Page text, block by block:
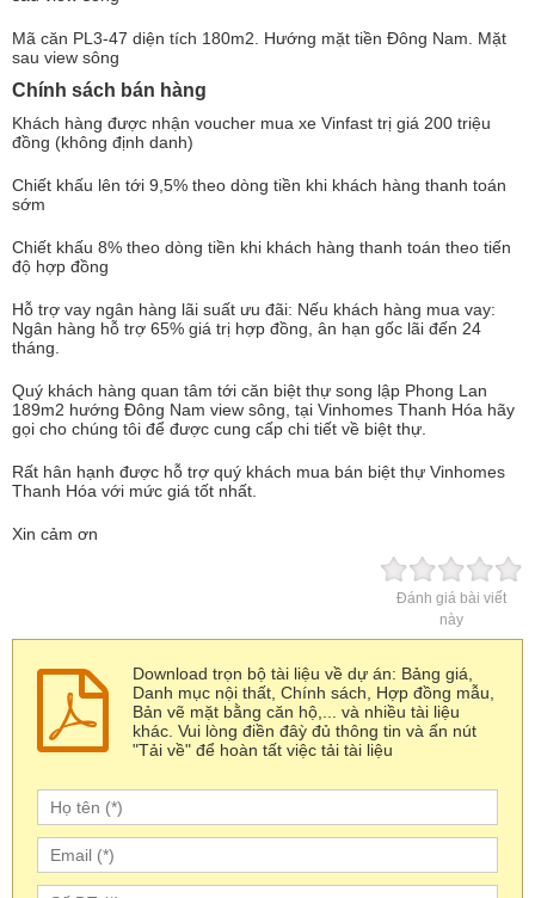
Mã căn PL3-47 diện tích 180m2. Hướng mặt tiền Đông Nam. Mặt
sau view sông
Chính sách bán hàng
Khách hàng được nhận voucher mua xe Vinfast trị giá 200 triệu
đồng (không định danh)
Chiết khấu lên tới 9,5% theo dòng tiền khi khách hàng thanh toán
sớm
Chiết khấu 8% theo dòng tiền khi khách hàng thanh toán theo tiến
độ hợp đồng
Hỗ trợ vay ngân hàng lãi suất ưu đãi: Nếu khách hàng mua vay:
Ngân hàng hỗ trợ 65% giá trị hợp đồng, ân hạn gốc lãi đến 24
tháng.
Quý khách hàng quan tâm tới căn biệt thự song lập Phong Lan
189m2 hướng Đông Nam view sông, tại Vinhomes Thanh Hóa hãy
gọi cho chúng tôi để được cung cấp chi tiết về biệt thự.
Rất hân hạnh được hỗ trợ quý khách mua bán biệt thự Vinhomes
Thanh Hóa với mức giá tốt nhất.
Xin cảm ơn
Đánh giá bài viết
này
Download trọn bộ tài liệu về dự án: Bảng giá,
Danh mục nội thất, Chính sách, Hợp đồng mẫu,
Bản vẽ mặt bằng căn hộ,... và nhiều tài liệu
khác. Vui lòng điền đâỳ đủ thông tin và ấn nút
"Tải về" để hoàn tất việc tải tài liệu